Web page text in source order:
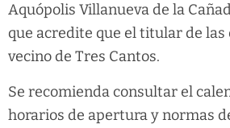
Aquópolis Villanueva de la
que acredite que el titular de las
vecino de Tres Cantos.
Se recomienda consultar el
horarios de apertura y normas